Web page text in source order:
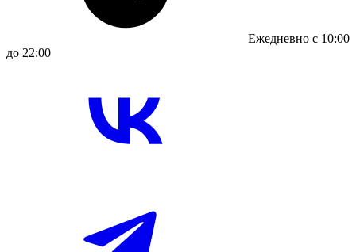
Ежедневно с 10:00
до 22:00